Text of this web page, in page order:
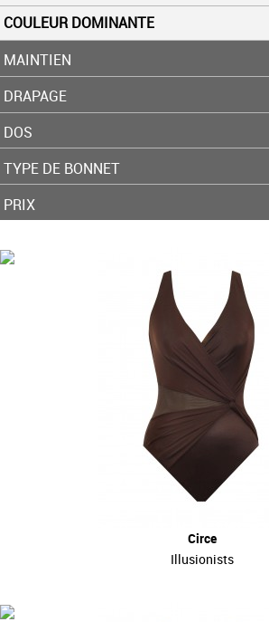
COULEUR DOMINANTE
MAINTIEN
DRAPAGE
DOS
TYPE DE BONNET
PRIX
Circe
Illusionists